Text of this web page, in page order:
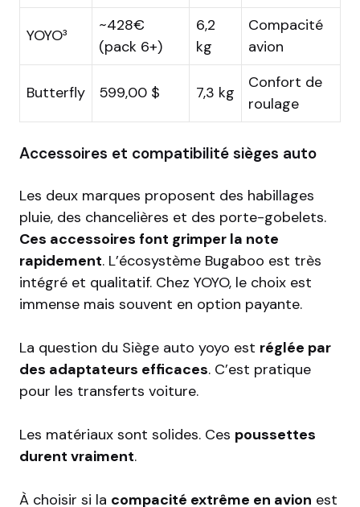
YOYO³
~428€
(pack 6+)
6,2
kg
Compacité
avion
Butterfly 599,00 $ 7,3 kg
Confort de
roulage
Accessoires et compatibilité sièges auto
Les deux marques proposent des habillages
pluie, des chancelières et des porte-gobelets.
Ces accessoires font grimper la note
rapidement. L’écosystème Bugaboo est très
intégré et qualitatif. Chez YOYO, le choix est
immense mais souvent en option payante.
La question du Siège auto yoyo est réglée par
des adaptateurs efficaces. C’est pratique
pour les transferts voiture.
Les matériaux sont solides. Ces poussettes
durent vraiment.
À choisir si la compacité extrême en avion est